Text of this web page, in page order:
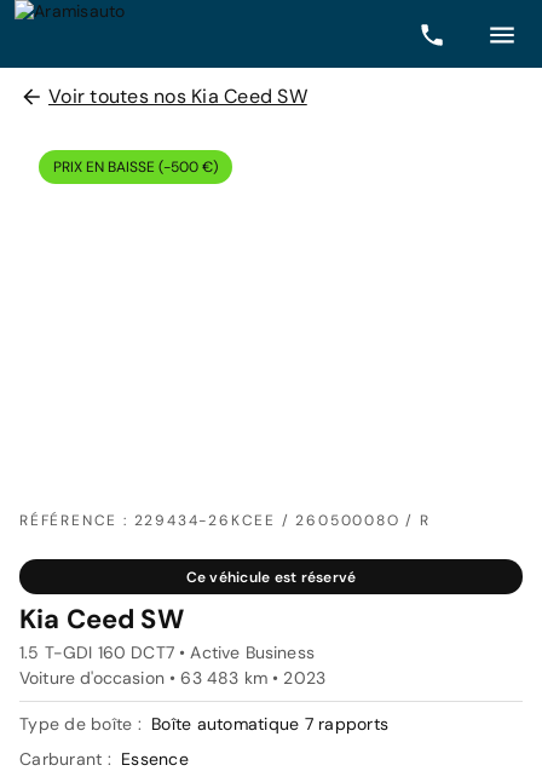
Voir toutes nos Kia Ceed SW
PRIX EN BAISSE (-500 €)
RÉFÉRENCE : 229434-26KCEE / 26050008O / R
Ce véhicule est réservé
Kia Ceed SW
1.5 T-GDI 160 DCT7 • Active Business
Voiture d'occasion • 63 483 km • 2023
Type de boîte : Boîte automatique 7 rapports
Carburant : Essence